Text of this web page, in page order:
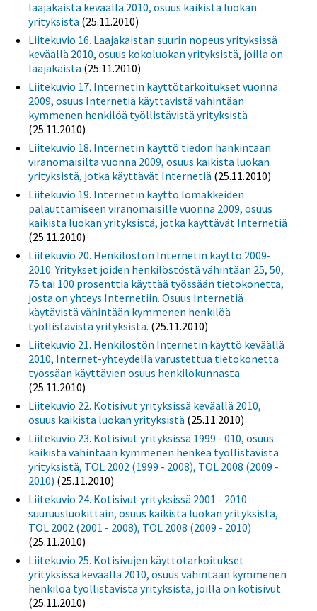
laajakaista keväällä 2010, osuus kaikista luokan
yrityksistä (25.11.2010)
Liitekuvio 16. Laajakaistan suurin nopeus yrityksissä
keväällä 2010, osuus kokoluokan yrityksistä, joilla on
laajakaista (25.11.2010)
Liitekuvio 17. Internetin käyttötarkoitukset vuonna
2009, osuus Internetiä käyttävistä vähintään
kymmenen henkilöä työllistävistä yrityksistä
(25.11.2010)
Liitekuvio 18. Internetin käyttö tiedon hankintaan
viranomaisilta vuonna 2009, osuus kaikista luokan
yrityksistä, jotka käyttävät Internetiä (25.11.2010)
Liitekuvio 19. Internetin käyttö lomakkeiden
palauttamiseen viranomaisille vuonna 2009, osuus
kaikista luokan yrityksistä, jotka käyttävät Internetiä
(25.11.2010)
Liitekuvio 20. Henkilöstön Internetin käyttö 2009-
2010. Yritykset joiden henkilöstöstä vähintään 25, 50,
75 tai 100 prosenttia käyttää työssään tietokonetta,
josta on yhteys Internetiin. Osuus Internetiä
käytävistä vähintään kymmenen henkilöä
työllistävistä yrityksistä. (25.11.2010)
Liitekuvio 21. Henkilöstön Internetin käyttö keväällä
2010, Internet-yhteydellä varustettua tietokonetta
työssään käyttävien osuus henkilökunnasta
(25.11.2010)
Liitekuvio 22. Kotisivut yrityksissä keväällä 2010,
osuus kaikista luokan yrityksistä (25.11.2010)
Liitekuvio 23. Kotisivut yrityksissä 1999 - 010, osuus
kaikista vähintään kymmenen henkeä työllistävistä
yrityksistä, TOL 2002 (1999 - 2008), TOL 2008 (2009 -
2010) (25.11.2010)
Liitekuvio 24. Kotisivut yrityksissä 2001 - 2010
suuruusluokittain, osuus kaikista luokan yrityksistä,
TOL 2002 (2001 - 2008), TOL 2008 (2009 - 2010)
(25.11.2010)
Liitekuvio 25. Kotisivujen käyttötarkoitukset
yrityksissä keväällä 2010, osuus vähintään kymmenen
henkilöä työllistävistä yrityksistä, joilla on kotisivut
(25.11.2010)